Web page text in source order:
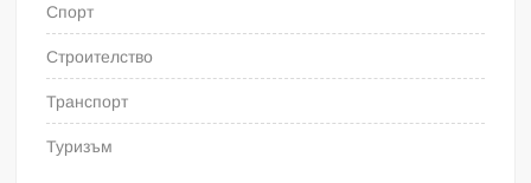
Спорт
Строителство
Транспорт
Туризъм